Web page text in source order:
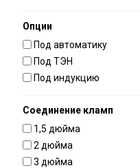
Опции
Под автоматику
Под ТЭН
Под индукцию
Соединение кламп
1,5 дюйма
2 дюйма
3 дюйма